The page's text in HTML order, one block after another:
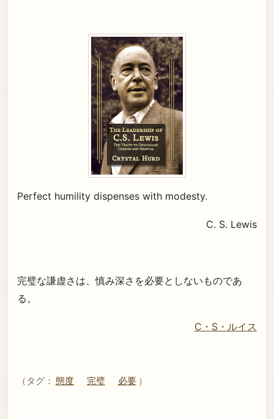
Perfect humility dispenses with modesty.
C. S. Lewis
完璧な謙虚さは、慎み深さを必要としないものであ
る。
C・S・ルイス
（タグ： 態度 完璧 必要 ）